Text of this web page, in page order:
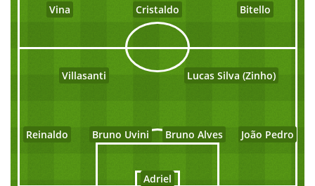
Vina Cristaldo Bitello
Villasanti Lucas Silva (Zinho)
Reinaldo Bruno Uvini Bruno Alves João Pedro
Adriel